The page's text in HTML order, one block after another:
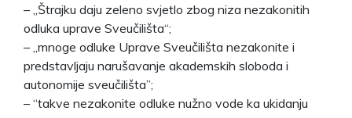
– „Štrajku daju zeleno svjetlo zbog niza nezakonitih
odluka uprave Sveučilišta“;
– „mnoge odluke Uprave Sveučilišta nezakonite i
predstavljaju narušavanje akademskih sloboda i
autonomije sveučilišta”;
– “takve nezakonite odluke nužno vode ka ukidanju